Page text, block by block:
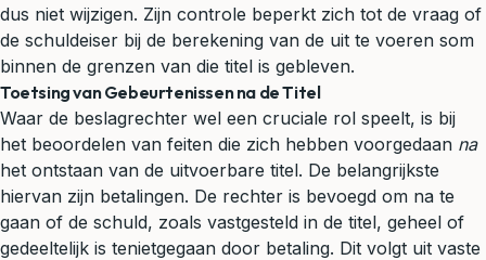
dus niet wijzigen. Zijn controle beperkt zich tot de vraag of
de schuldeiser bij de berekening van de uit te voeren som
binnen de grenzen van die titel is gebleven.
Toetsing van Gebeurtenissen na de Titel
Waar de beslagrechter wel een cruciale rol speelt, is bij
het beoordelen van feiten die zich hebben voorgedaan na
het ontstaan van de uitvoerbare titel. De belangrijkste
hiervan zijn betalingen. De rechter is bevoegd om na te
gaan of de schuld, zoals vastgesteld in de titel, geheel of
gedeeltelijk is tenietgegaan door betaling. Dit volgt uit vaste